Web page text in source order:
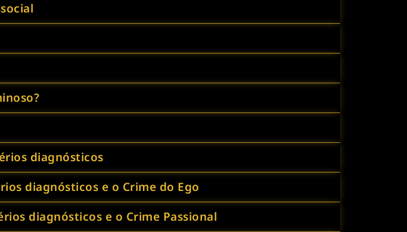
diagnósticos
diagnósticos e o Crime do Ego
diagnósticos e o Crime Passional